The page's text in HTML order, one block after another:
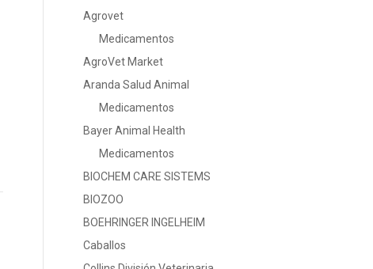
Agrovet
Medicamentos
AgroVet Market
Aranda Salud Animal
Medicamentos
Bayer Animal Health
Medicamentos
BIOCHEM CARE SISTEMS
BIOZOO
BOEHRINGER INGELHEIM
Caballos